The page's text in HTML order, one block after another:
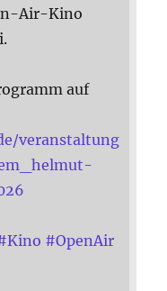
Air-Kino
auf
veranstaltung
Kino #OpenAir